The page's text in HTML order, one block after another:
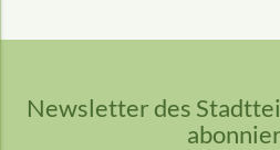
Newsletter des